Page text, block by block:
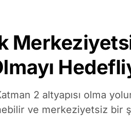
2 altyapısı olma
ve merkeziyetsiz bir